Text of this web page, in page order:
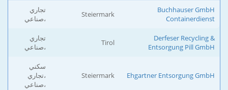
Buchhauser GmbH
Containerdienst
Steiermark
تجاري
،صناعي
Derfeser Recycling &
Entsorgung Pill GmbH
Tirol
تجاري
،صناعي
Ehgartner Entsorgung GmbH
Steiermark
سكني
،تجاري
،صناعي